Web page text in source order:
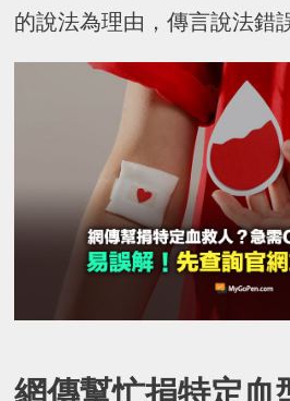
的說法為理由，傳言說法錯
網傳幫忙捐特定血